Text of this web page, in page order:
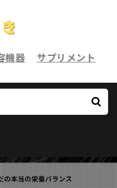
機器 サプリメント